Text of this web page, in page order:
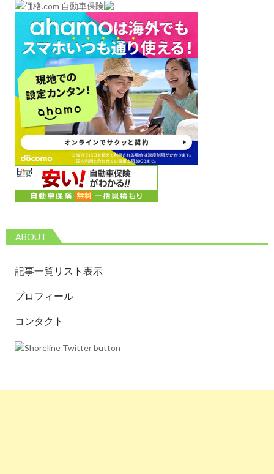
ABOUT
記事一覧リスト表示
プロフィール
コンタクト